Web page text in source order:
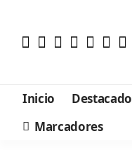
Inicio Destacado
Marcadores